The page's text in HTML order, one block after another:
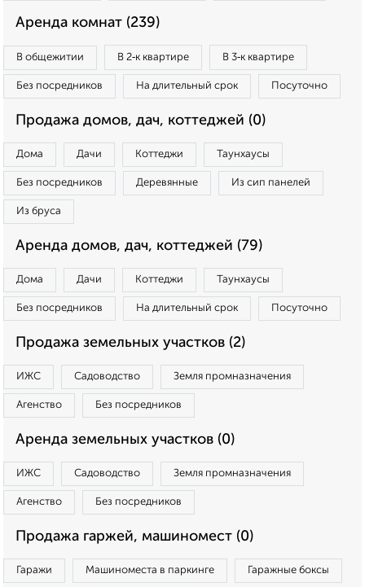
Аренда комнат (239)
В общежитии В 2‑к квартире В 3‑к квартире
Без посредников На длительный срок Посуточно
Продажа домов, дач, коттеджей (0)
Дома Дачи Коттеджи Таунхаусы
Без посредников Деревянные Из сип панелей
Из бруса
Аренда домов, дач, коттеджей (79)
Дома Дачи Коттеджи Таунхаусы
Без посредников На длительный срок Посуточно
Продажа земельных участков (2)
ИЖС Садоводство Земля промназначения
Агенство Без посредников
Аренда земельных участков (0)
ИЖС Садоводство Земля промназначения
Агенство Без посредников
Продажа гаржей, машиномест (0)
Гаражи Машиноместа в паркинге Гаражные боксы